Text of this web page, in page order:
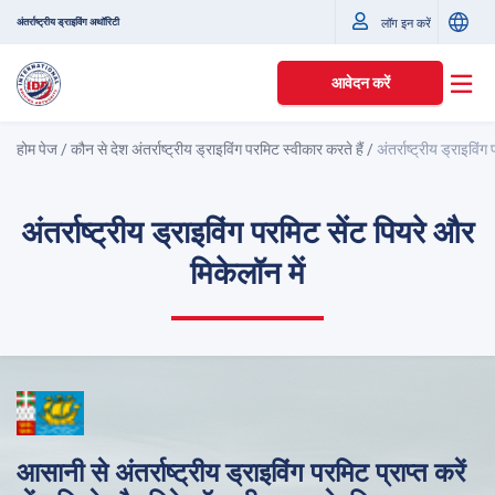
अंतर्राष्ट्रीय ड्राइविंग अथॉरिटी लॉग इन करें
आवेदन करें
होम पेज /कौन से देश अंतर्राष्ट्रीय ड्राइविंग परमिट स्वीकार करते हैं/अंतर्राष्ट्रीय
अंतर्राष्ट्रीय ड्राइविंग परमिट सेंट पियरे और
मिकेलॉन में
आसानी से अंतर्राष्ट्रीय ड्राइविंग परमिट प्राप्त करें